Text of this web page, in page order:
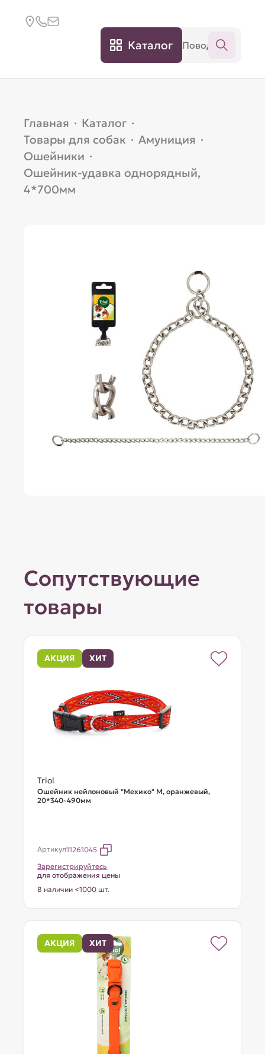
Каталог
Главная · Каталог ·
Товары для собак · Амуниция ·
Ошейники ·
Ошейник-удавка однорядный,
4*700мм
Сопутствующие
товары
АКЦИЯ ХИТ
Triol
Ошейник нейлоновый "Мехико" M, оранжевый,
20*340-490мм
Артикул11261045
Зарегистрируйтесь
для отображения цены
В наличии <1000 шт.
АКЦИЯ ХИТ